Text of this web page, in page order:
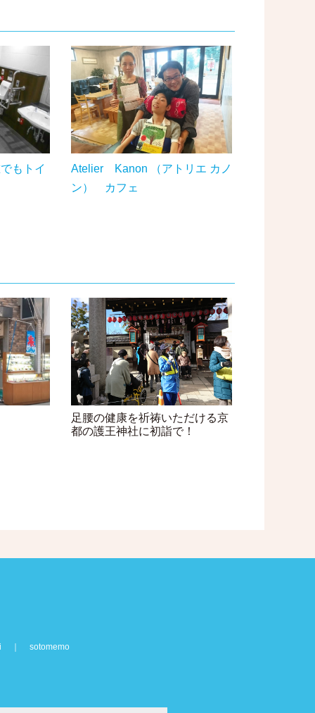
もトイ
Atelier Kanon （アトリエ カノ
ン） カフェ
足腰の健康を祈祷いただける京
都の護王神社に初詣で！
sotomemo